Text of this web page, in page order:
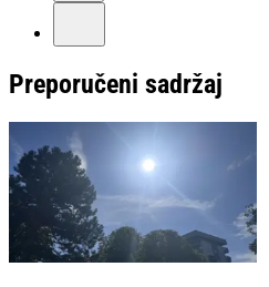
Preporučeni sadržaj